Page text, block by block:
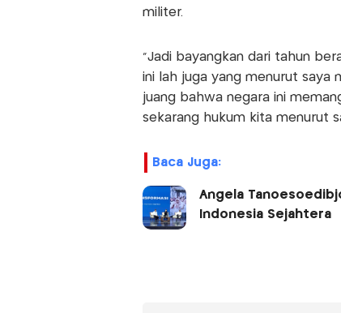
militer.
"Jadi bayangkan dari tahun
ini lah juga yang menurut saya
juang bahwa negara ini
sekarang hukum kita menurut
Baca Juga:
Angela
Indonesia Sejahtera